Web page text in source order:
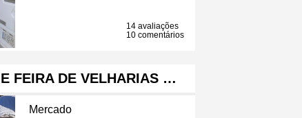
14 avaliações
10 comentários
FEIRA DE VELHARIAS …
Mercado